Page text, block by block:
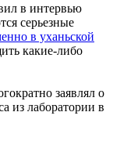
в интервью
серьезные
в уханьской
какие-либо
заявлял о
из лаборатории в